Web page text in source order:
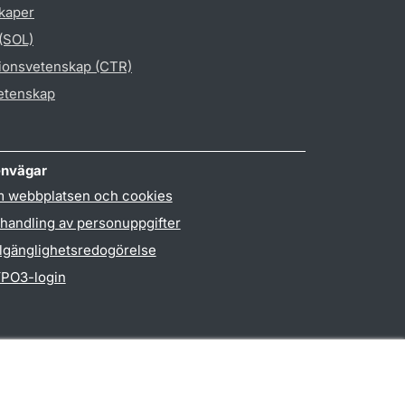
(CTR)
webbplatsen och cookies
av personuppgifter
login